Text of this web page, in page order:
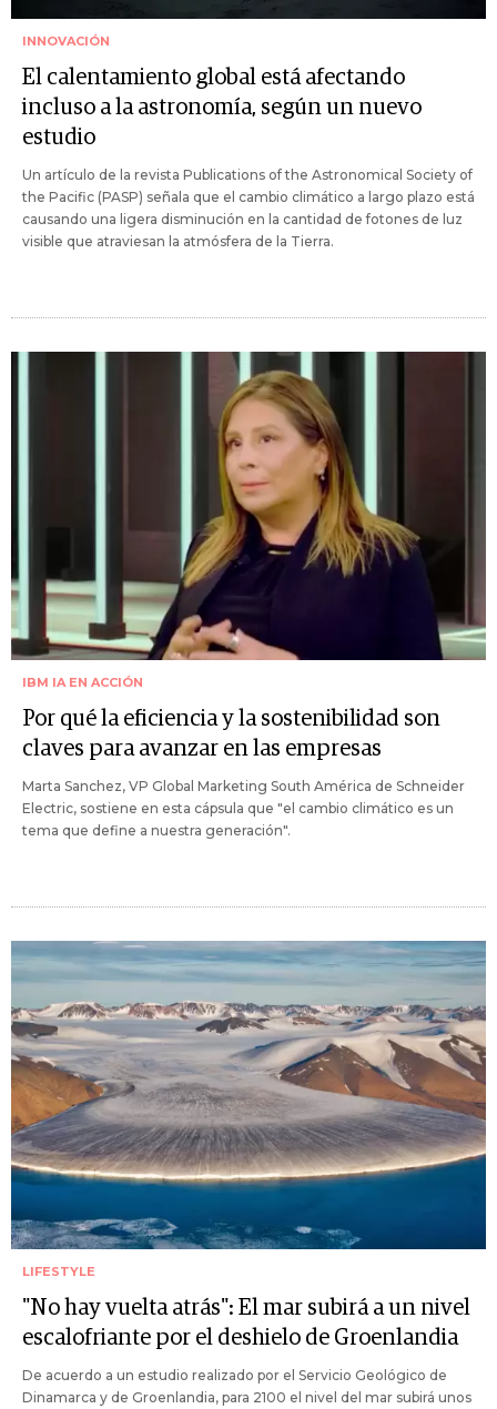
INNOVACIÓN
El calentamiento global está afectando
incluso a la astronomía, según un nuevo
estudio
Un artículo de la revista Publications of the Astronomical Society of
the Pacific (PASP) señala que el cambio climático a largo plazo está
causando una ligera disminución en la cantidad de fotones de luz
visible que atraviesan la atmósfera de la Tierra.
IBM IA EN ACCIÓN
Por qué la eficiencia y la sostenibilidad son
claves para avanzar en las empresas
Marta Sanchez, VP Global Marketing South América de Schneider
Electric, sostiene en esta cápsula que "el cambio climático es un
tema que define a nuestra generación".
LIFESTYLE
"No hay vuelta atrás": El mar subirá a un nivel
escalofriante por el deshielo de Groenlandia
De acuerdo a un estudio realizado por el Servicio Geológico de
Dinamarca y de Groenlandia, para 2100 el nivel del mar subirá unos